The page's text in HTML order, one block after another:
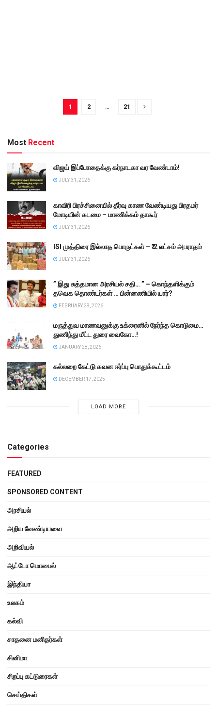
1 2 … 21
Most Recent
விஜய் இப்போதைக்கு கர்நாடகா வர வேண்டாம்!
JULY 31, 2026
காவிரி பிரச்சினையில் தீர்வு காண வேண்டியது பிரதமர்
மோடியின் கடமை – மாணிக்கம் தாகூர்
JULY 31, 2026
ISI முத்திரை இல்லாத பொருட்கள் – ₹.2 லட்சம் அபராதம்
JULY 31, 2026
” இது சுத்தமான அரசியல் சதி… ” – கொந்தளிக்கும்
தவெக தொண்டர்கள் … பின்னணியில் யார்?
FEBRUARY 28, 2026
மருத்துவ மாணவனுக்கு உக்ரைனில் நேர்ந்த கொடுமை…
துணிந்து மீட்ட துரை வைகோ…!
JANUARY 28, 2026
கல்லறை கேட்டு கவன ஈர்ப்பு பொதுக்கூட்டம்
DECEMBER 17, 2025
LOAD MORE
Categories
FEATURED
SPONSORED CONTENT
அரசியல்
அறிய வேண்டியவை
அறிவியல்
ஆட்டோ மொபைல்
இந்தியா
உலகம்
கல்வி
சாதனை மனிதர்கள்
சினிமா
சிறப்பு கட்டுரைகள்
செய்திகள்